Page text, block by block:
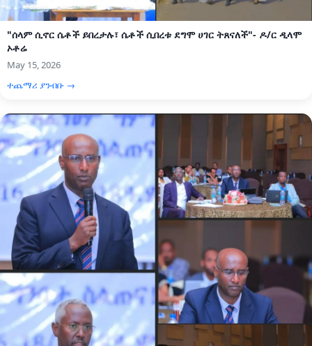
"ሰላም ሲኖር ሴቶች ይበረታሉ፣ ሴቶች ሲበረቱ ደግሞ ሀገር ትጸናለች"- ዶ/ር ዲላሞ
ኦቶሬ
May 15, 2026
ተጨማሪ ያንብቡ →